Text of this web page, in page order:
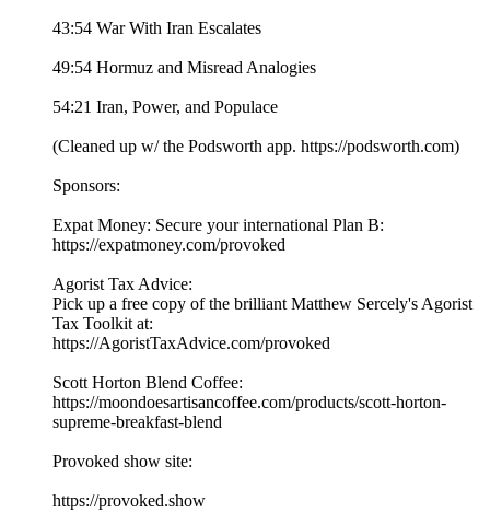
43:54 War With Iran Escalates
49:54 Hormuz and Misread Analogies
54:21 Iran, Power, and Populace
(Cleaned up w/ the Podsworth app. ⁠⁠⁠⁠⁠⁠⁠⁠⁠⁠⁠⁠⁠⁠⁠⁠⁠⁠⁠⁠⁠⁠⁠⁠⁠⁠⁠⁠⁠⁠⁠⁠⁠⁠⁠https://podsworth.com⁠⁠⁠⁠⁠⁠⁠⁠⁠⁠⁠⁠⁠⁠⁠⁠⁠⁠⁠⁠⁠⁠⁠⁠⁠⁠⁠⁠⁠⁠⁠⁠⁠⁠⁠)
Sponsors:
Expat Money: Secure your international Plan B:
⁠⁠⁠⁠https://expatmoney.com/provoked⁠⁠⁠⁠
Agorist Tax Advice:
Pick up a free copy of the brilliant Matthew Sercely's Agorist
Tax Toolkit at:
⁠⁠⁠⁠https://AgoristTaxAdvice.com/provoked⁠⁠⁠⁠
Scott Horton Blend Coffee:
⁠⁠⁠⁠https://moondoesartisancoffee.com/products/scott-horton-
supreme-breakfast-blend⁠⁠⁠⁠
Provoked show site:
⁠⁠⁠⁠⁠⁠⁠⁠⁠⁠⁠⁠⁠⁠⁠⁠⁠⁠⁠⁠⁠⁠⁠⁠⁠⁠⁠⁠⁠⁠⁠⁠⁠⁠⁠https://provoked.show⁠⁠⁠⁠⁠⁠⁠⁠⁠⁠⁠⁠⁠⁠⁠⁠⁠⁠⁠⁠⁠⁠⁠⁠⁠⁠⁠⁠⁠⁠⁠⁠⁠⁠⁠